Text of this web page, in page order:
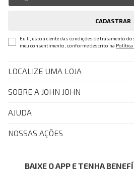
CADASTRAR
Eu li, estou ciente das condições de tratamento
meu consentimento, conforme descrito na Política
LOCALIZE UMA LOJA
SOBRE A JOHN JOHN
Quem Somos
John John Club
Painel de Privacidade
AJUDA
FAQ
NOSSAS AÇÕES
Azul Fidelidade
BAIXE O APP E TENHA